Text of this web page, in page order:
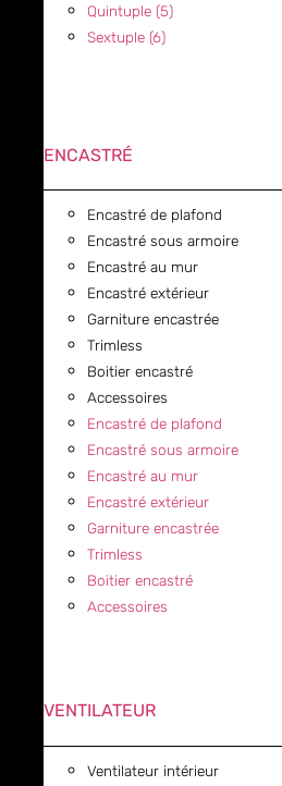
Quintuple (5)
Sextuple (6)
ENCASTRÉ
Encastré de plafond
Encastré sous armoire
Encastré au mur
Encastré extérieur
Garniture encastrée
Trimless
Boitier encastré
Accessoires
Encastré de plafond
Encastré sous armoire
Encastré au mur
Encastré extérieur
Garniture encastrée
Trimless
Boitier encastré
Accessoires
VENTILATEUR
Ventilateur intérieur